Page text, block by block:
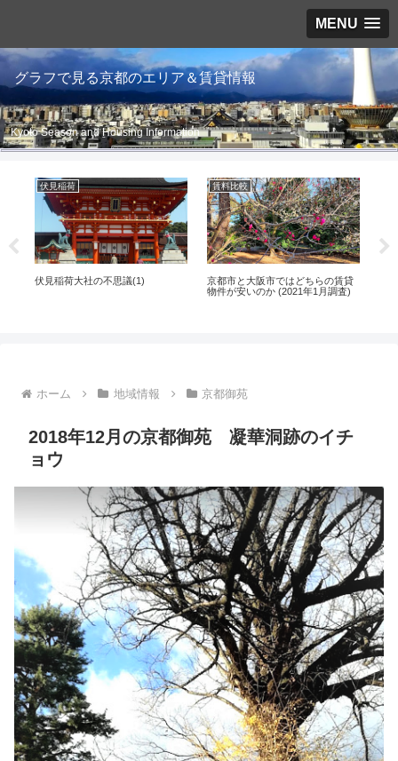
MENU
グラフで見る京都のエリア＆賃貸情報
Kyoto Season and Housing Information
伏見稲荷
伏見稲荷大社の不思議(1)
賃料比較
京都市と大阪市ではどちらの賃貸
物件が安いのか (2021年1月調査)
ホーム 地域情報 京都御苑
2018年12月の京都御苑 凝華洞跡のイチ
ョウ